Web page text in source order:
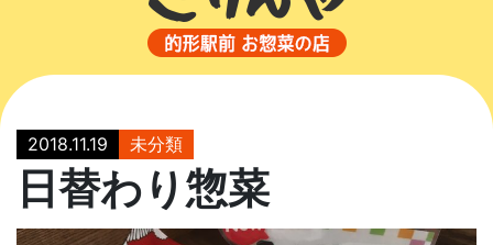
2018.11.19 未分類
日替わり惣菜